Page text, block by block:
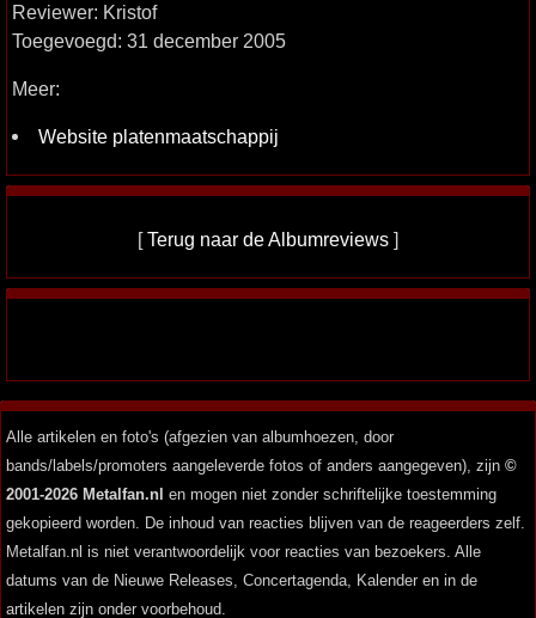
Reviewer: Kristof
Toegevoegd: 31 december 2005
Meer:
Website platenmaatschappij
[Terug naar de Albumreviews ]
Alle artikelen en foto's (afgezien van albumhoezen, door
bands/labels/promoters aangeleverde fotos of anders aangegeven), zijn ©
2001-2026 Metalfan.nl en mogen niet zonder schriftelijke toestemming
gekopieerd worden. De inhoud van reacties blijven van de reageerders zelf.
Metalfan.nl is niet verantwoordelijk voor reacties van bezoekers. Alle
datums van de Nieuwe Releases, Concertagenda, Kalender en in de
artikelen zijn onder voorbehoud.